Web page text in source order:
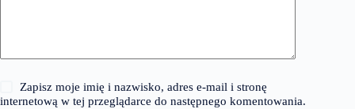
Zapisz moje imię i nazwisko, adres e-mail i stronę
internetową w tej przeglądarce do następnego komentowania.